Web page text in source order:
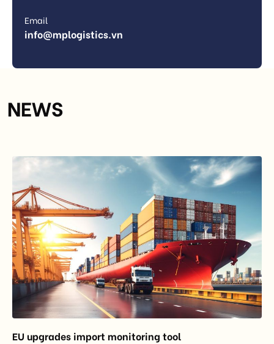
Email
info@mplogistics.vn
NEWS
EU upgrades import monitoring tool